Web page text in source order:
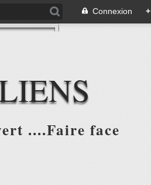
Connexion +
....Faire face